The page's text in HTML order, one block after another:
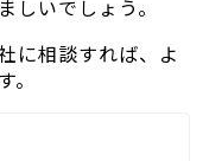
しいでしょう。
に相談すれば、よ